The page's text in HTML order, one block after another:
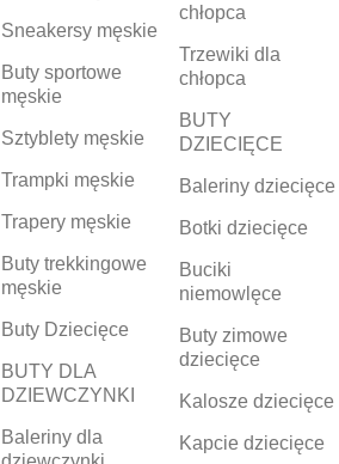
Sneakersy męskie
Buty sportowe
męskie
Sztyblety męskie
Trampki męskie
Trapery męskie
Buty trekkingowe
męskie
Buty Dziecięce
BUTY DLA
DZIEWCZYNKI
Baleriny dla
chłopca
Trzewiki dla
chłopca
BUTY
DZIECIĘCE
Baleriny dziecięce
Botki dziecięce
Buciki
niemowlęce
Buty zimowe
dziecięce
Kalosze dziecięce
Kapcie dziecięce